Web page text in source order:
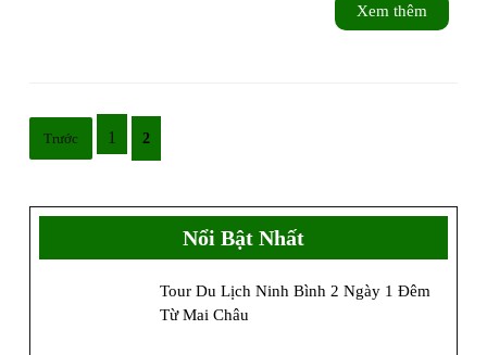
từ
A
đến
Xem thêm
thêm
Phân
trang
Trước 1 2
Nổi Bật Nhất
Tour Du Lịch Ninh Bình 2 Ngày 1 Đêm
Từ Mai Châu